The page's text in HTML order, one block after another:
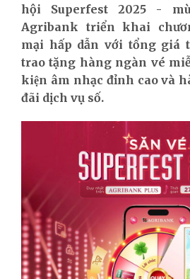
hội Superfest 2025 -
Agribank triển khai
mại hấp dẫn với tổng giá
trao tặng hàng ngàn vé
kiện âm nhạc đỉnh cao và
đãi dịch vụ số.